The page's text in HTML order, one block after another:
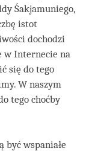
Śakjamuniego,
istot
dochodzi
w Internecie na
się do tego
W naszym
tego choćby
być wspaniałe